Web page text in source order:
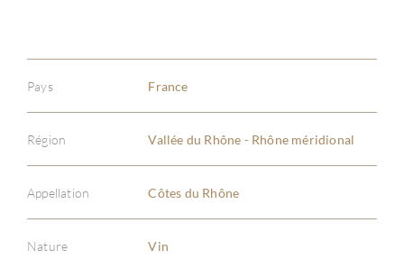
Pays France
Région Vallée du Rhône - Rhône méridional
Appellation Côtes du Rhône
Nature Vin